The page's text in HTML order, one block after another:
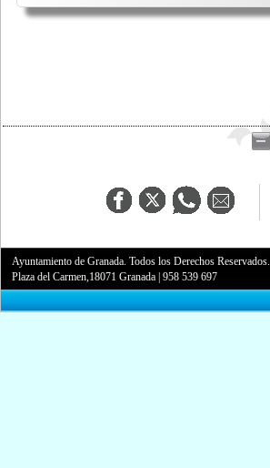
Ayuntamiento de Granada. Todos los Derechos Reservados.
Plaza del Carmen,18071 Granada |958 539 697